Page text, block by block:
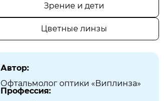
Зрение и дети
Цветные линзы
Автор:
Офтальмолог оптики «Виплинза»
Профессия: